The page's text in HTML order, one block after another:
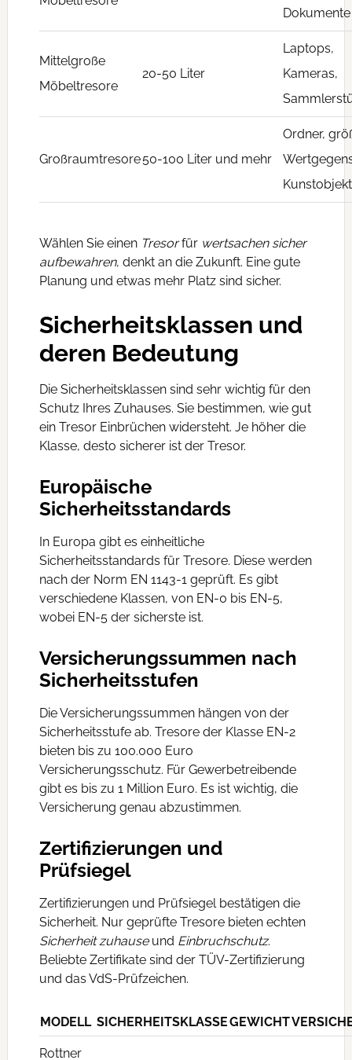
Dokumente
Mittelgroße
Möbeltresore
20-50 Liter
Laptops,
Kameras,
Großraumtresore50-100 Liter und mehr
Ordner,
Wählen Sie einen Tresorfür wertsachen sicher
aufbewahren, denkt an die Zukunft. Eine gute
Planung und etwas mehr Platz sind sicher.
Sicherheitsklassen und
deren Bedeutung
Die Sicherheitsklassen sind sehr wichtig für den
Schutz Ihres Zuhauses. Sie bestimmen, wie gut
ein Tresor Einbrüchen widersteht. Je höher die
Klasse, desto sicherer ist der Tresor.
Europäische
Sicherheitsstandards
In Europa gibt es einheitliche
Sicherheitsstandards für Tresore. Diese werden
nach der Norm EN 1143-1 geprüft. Es gibt
verschiedene Klassen, von EN-0 bis EN-5,
wobei EN-5 der sicherste ist.
Versicherungssummen nach
Sicherheitsstufen
Die Versicherungssummen hängen von der
Sicherheitsstufe ab. Tresore der Klasse EN-2
bieten bis zu 100.000 Euro
Versicherungsschutz. Für Gewerbetreibende
gibt es bis zu 1 Million Euro. Es ist wichtig, die
Versicherung genau abzustimmen.
Zertifizierungen und
Prüfsiegel
Zertifizierungen und Prüfsiegel bestätigen die
Sicherheit. Nur geprüfte Tresore bieten echten
Sicherheit zuhauseund Einbruchschutz.
Beliebte Zertifikate sind der TÜV-Zertifizierung
und das VdS-Prüfzeichen.
MODELL SICHERHEITSKLASSEGEWICHT
Rottner